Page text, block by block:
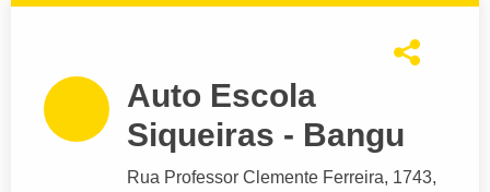
Auto Escola
Siqueiras - Bangu
Rua Professor Clemente Ferreira, 1743,